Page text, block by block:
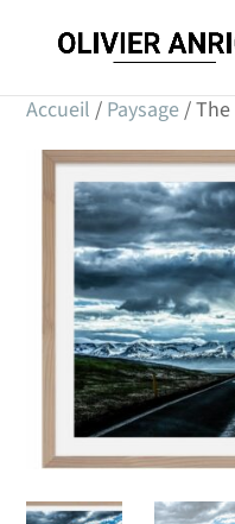
Accueil / Paysage/